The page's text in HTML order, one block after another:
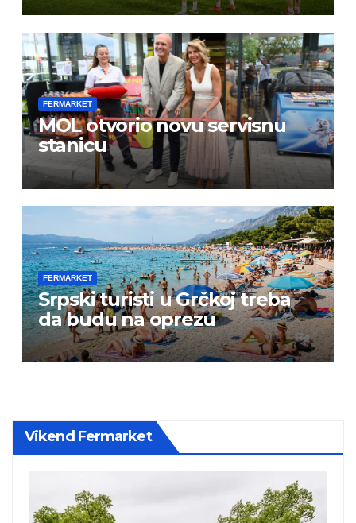
FERMARKET
MOL otvorio novu servisnu
stanicu
FERMARKET
Srpski turisti u Grčkoj treba
da budu na oprezu
Vikend Fermarket